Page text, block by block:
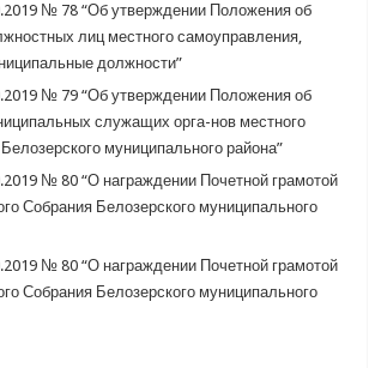
№ 78 “Об утверждении Положения об
лиц местного самоуправления,
должности”
№ 79 “Об утверждении Положения об
служащих орга-нов местного
муниципального района”
№ 80 “О награждении Почетной грамотой
Собрания Белозерского муниципального
№ 80 “О награждении Почетной грамотой
Собрания Белозерского муниципального